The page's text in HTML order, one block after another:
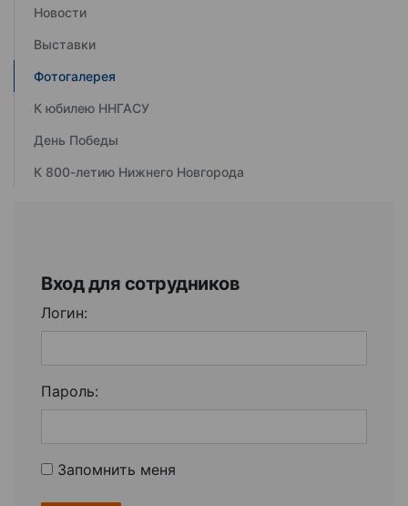
Новости
Выставки
Фотогалерея
К юбилею ННГАСУ
День Победы
К 800-летию Нижнего Новгорода
Вход для сотрудников
Логин:
Пароль:
Запомнить меня